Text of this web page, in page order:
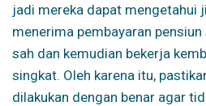
jadi mereka dapat mengetahui
menerima pembayaran
sah dan kemudian bekerja
singkat. Oleh karena itu,
dilakukan dengan benar agar